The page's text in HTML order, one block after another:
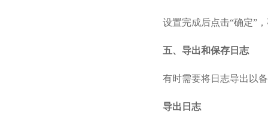
设置完成后点击“确定”
五、导出和保存日志
有时需要将日志导出以
导出日志